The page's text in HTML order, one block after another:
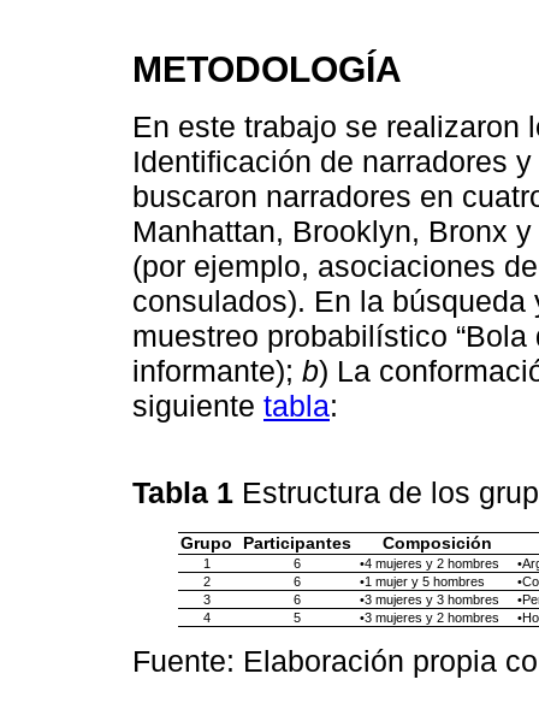
METODOLOGÍA
En este trabajo se
Identificación de narradores
buscaron narradores en
Manhattan, Brooklyn, Bronx
(por ejemplo, asociaciones
consulados). En la
muestreo probabilístico
informante); b) La
siguiente tabla:
Tabla 1 Estructura de los
Grupo Participantes Composición
1 6 •4 mujeres y 2 hombres
2
6 •1 mujer y 5 hombres
3
6 •3 mujeres y 3 hombres
4
5 •3 mujeres y 2 hombres
Fuente: Elaboración propia